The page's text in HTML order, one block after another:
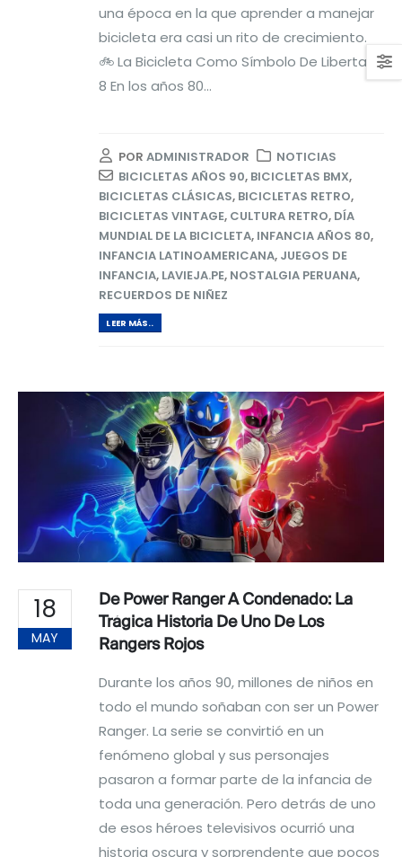
una época en la que aprender a manejar
bicicleta era casi un rito de crecimiento.
🚲 La Bicicleta Como Símbolo De Libertad
8 En los años 80...
POR ADMINISTRADOR
NOTICIAS
BICICLETAS AÑOS 90, BICICLETAS BMX,
BICICLETAS CLÁSICAS, BICICLETAS RETRO,
BICICLETAS VINTAGE, CULTURA RETRO, DÍA
MUNDIAL DE LA BICICLETA, INFANCIA AÑOS 80,
INFANCIA LATINOAMERICANA, JUEGOS DE
INFANCIA, LAVIEJA.PE, NOSTALGIA PERUANA,
RECUERDOS DE NIÑEZ
LEER MÁS..
18
MAY
De Power Ranger A Condenado: La
Trágica Historia De Uno De Los
Rangers Rojos
Durante los años 90, millones de niños en
todo el mundo soñaban con ser un Power
Ranger. La serie se convirtió en un
fenómeno global y sus personajes
pasaron a formar parte de la infancia de
toda una generación. Pero detrás de uno
de esos héroes televisivos ocurrió una
historia oscura y sorprendente que pocos